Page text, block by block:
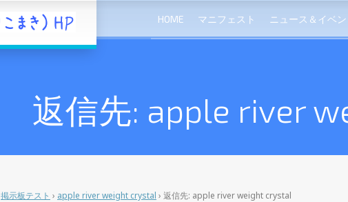
HOME マニフェスト ニュース＆イベン
返信先: apple river
掲示板テスト › apple river weight crystal › 返信先: apple river weight crystal